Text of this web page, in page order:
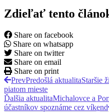
Zdieľať tento
Share on facebook
Share on whatsapp
Share on twitter
Share on email
Share on print
PrevPredošlá aktualitaStaršie
piatom mieste
Ďalšia aktualitaMichalovce a
účastníkov spoznáme cez víkend